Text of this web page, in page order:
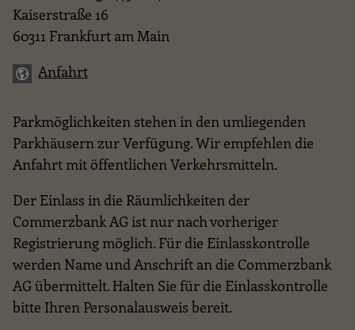
Kaiserstraße 16
60311 Frankfurt am Main
Anfahrt
Parkmöglichkeiten stehen in den umliegenden
Parkhäusern zur Verfügung. Wir empfehlen die
Anfahrt mit öffentlichen Verkehrsmitteln.
Der Einlass in die Räumlichkeiten der
Commerzbank AG ist nur nach vorheriger
Registrierung möglich. Für die Einlasskontrolle
werden Name und Anschrift an die Commerzbank
AG übermittelt. Halten Sie für die Einlasskontrolle
bitte Ihren Personalausweis bereit.